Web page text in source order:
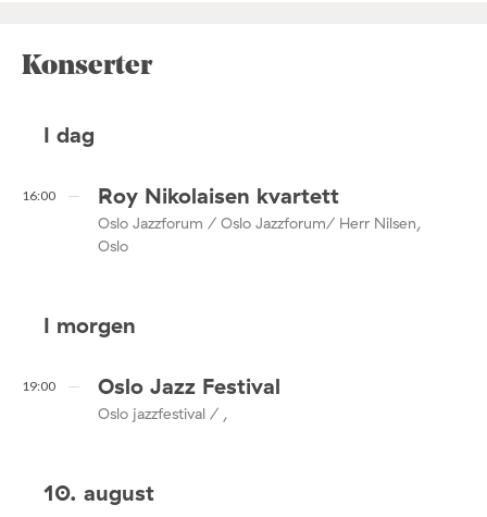
Konserter
I dag
16:00 Roy Nikolaisen kvartett
Oslo Jazzforum / Oslo Jazzforum/ Herr Nilsen,
Oslo
I morgen
19:00 Oslo Jazz Festival
Oslo jazzfestival / ,
10. august